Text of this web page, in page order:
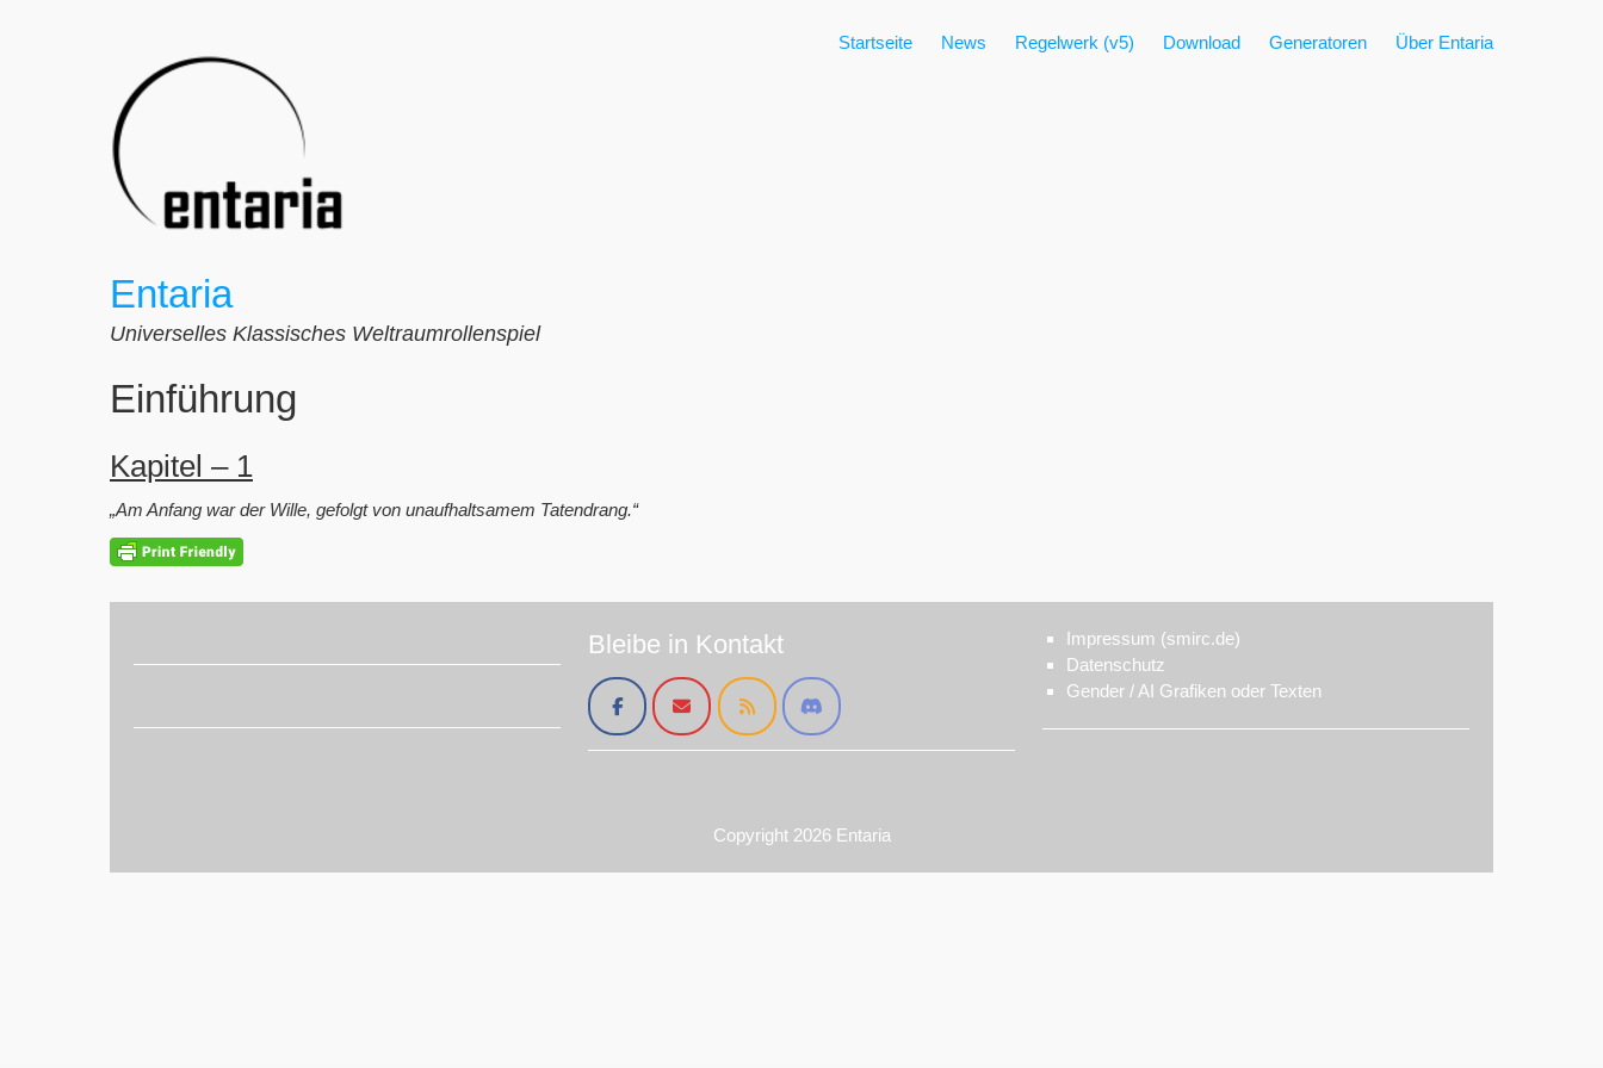
Entaria
Universelles Klassisches Weltraumrollenspiel
Startseite News Regelwerk (v5) Download Generatoren Über Entaria
Einführung
Kapitel – 1
„Am Anfang war der Wille, gefolgt von unaufhaltsamem Tatendrang.“
Bleibe in Kontakt
Impressum (smirc.de)
Datenschutz
Gender / AI Grafiken oder Texten
Copyright 2026 Entaria